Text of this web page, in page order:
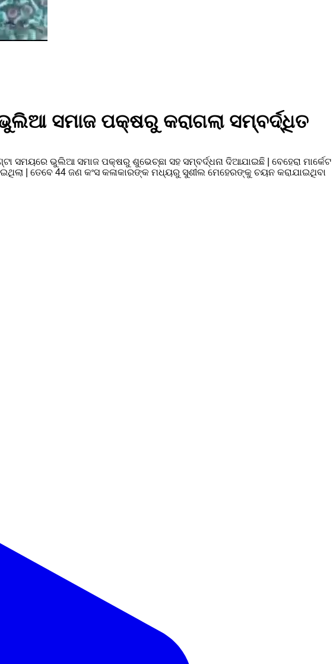
ଭୁଲିଆ ସମାଜ ପକ୍ଷରୁ କରାଗଲା ସମ୍ବର୍ଦ୍ଧିତ
ସମୟରେ ଭୁଲିଆ ସମାଜ ପକ୍ଷରୁ ଶୁଭେଚ୍ଛା ସହ ସମ୍ବର୍ଦ୍ଧନା ଦିଆଯାଇଛି | ବେହେରା ମାର୍କେଟ
| ତେବେ 44 ଜଣ କଂସ କଳାକାରଙ୍କ ମଧ୍ୟରୁ ସୁଶୀଲ ମେହେରଙ୍କୁ ଚୟନ କରାଯାଇଥିବା